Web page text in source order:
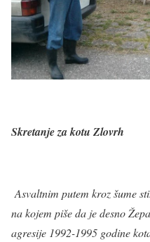
Skretanje za kotu Zlovrh
Asvaltnim putem kroz šume
na kojem piše da je desno
agresije 1992-1995 godine